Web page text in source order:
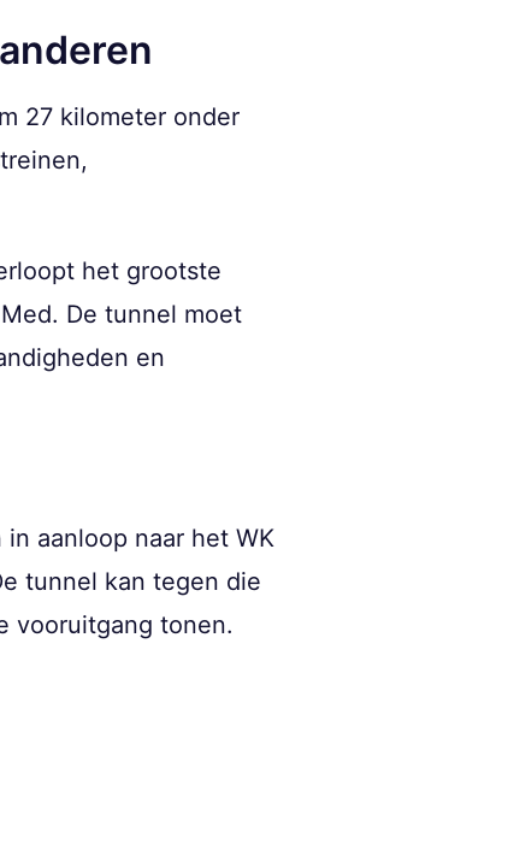
27 kilometer onder
het grootste
De tunnel moet
en
aanloop naar het WK
tunnel kan tegen die
vooruitgang tonen.